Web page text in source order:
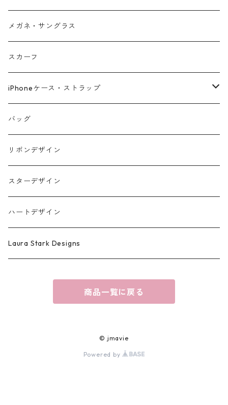
メガネ・サングラス
スカーフ
iPhoneケース・ストラップ
iPhone17シリーズ対応
バッグ
リボンデザイン
スターデザイン
ハートデザイン
Laura Stark Designs
商品一覧に戻る
© jmavie
Powered by